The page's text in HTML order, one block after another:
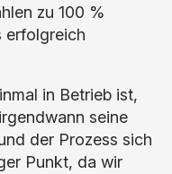
zu 100 %
erfolgreich
in Betrieb ist,
seine
der Prozess sich
Punkt, da wir